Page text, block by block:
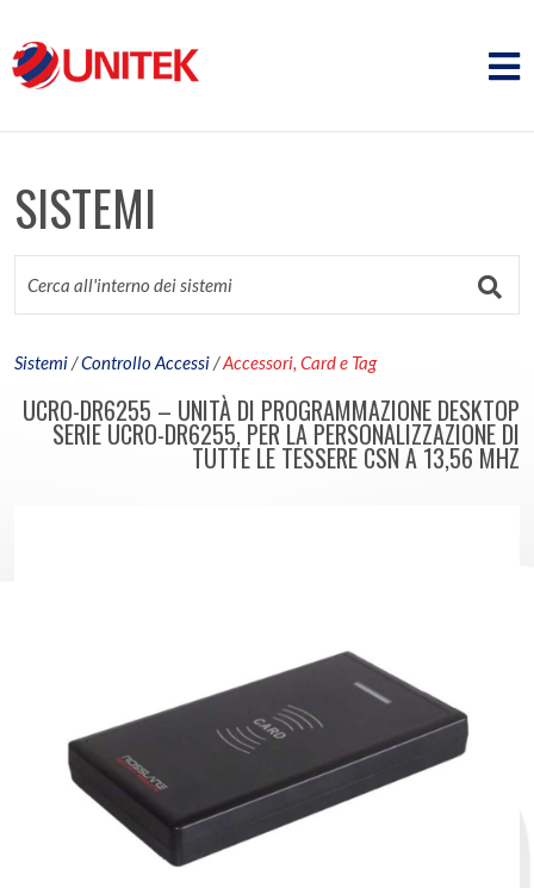
SISTEMI
Sistemi/Controllo Accessi/Accessori, Card e Tag
UCRO-DR6255 – UNITÀ DI PROGRAMMAZIONE DESKTOP
SERIE UCRO-DR6255, PER LA PERSONALIZZAZIONE DI
TUTTE LE TESSERE CSN A 13,56 MHZ